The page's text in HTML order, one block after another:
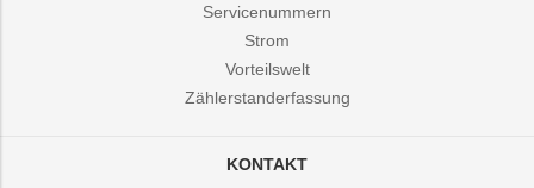
Servicenummern
Strom
Vorteilswelt
Zählerstanderfassung
KONTAKT